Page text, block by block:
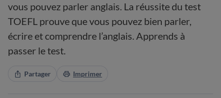
vous pouvez parler anglais. La réussite du test
TOEFL prouve que vous pouvez bien parler,
écrire et comprendre l’anglais. Apprends à
passer le test.
Partager Imprimer